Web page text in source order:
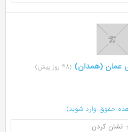
عمان (همدان) (۴۸ روز پیش)
حقوق وارد شوید)
نشان کردن